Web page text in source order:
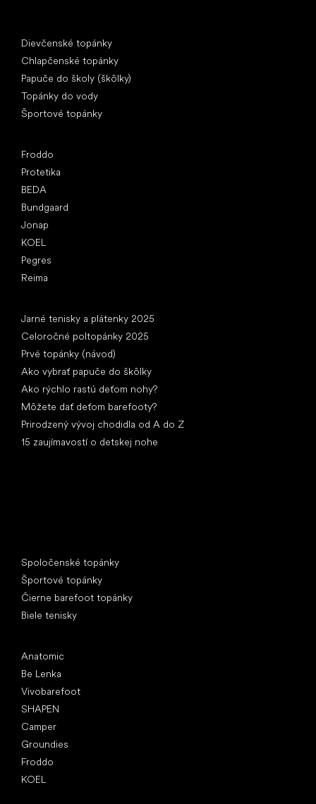
Dievčenské topánky
Chlapčenské topánky
Papuče do školy (škôlky)
Topánky do vody
Športové topánky
Froddo
Protetika
BEDA
Bundgaard
Jonap
KOEL
Pegres
Reima
Jarné tenisky a plátenky 2025
Celoročné poltopánky 2025
Prvé topánky (návod)
Ako vybrať papuče do škôlky
Ako rýchlo rastú deťom nohy?
Môžete dať deťom barefooty?
Prirodzený vývoj chodidla od A do Z
15 zaujímavostí o detskej nohe
Spoločenské topánky
Športové topánky
Čierne barefoot topánky
Biele tenisky
Anatomic
Be Lenka
Vivobarefoot
SHAPEN
Camper
Groundies
Froddo
KOEL